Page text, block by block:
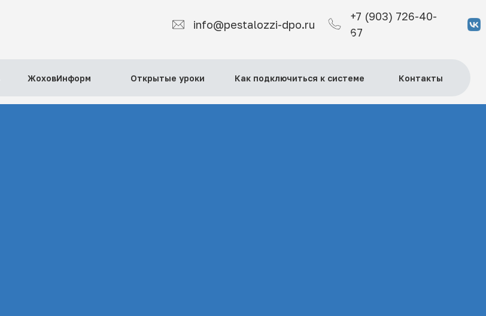
info@pestalozzi-dpo.ru
+7 (903) 726-40-
67
ЖоховИнформ Как подключиться к системе Контакты
Открытые уроки